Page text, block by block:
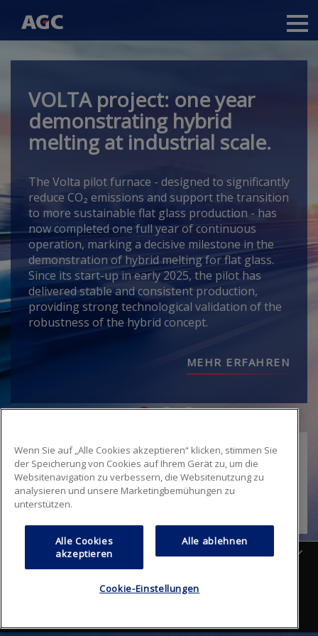
Direkt
VOLTA project: one year
demonstrating hybrid
melting at industrial scale.
The Volta pilot furnace - designed to significantly
reduce CO₂ emissions and support the transition
to more sustainable flat glass production - has
now completed one full year of continuous
operation, marking a decisive milestone in the
demonstration of hybrid melting for flat glass.
Since its start-up in early 2025, the pilot has
delivered stable and consistent production,
providing strong technological validation of the
robustness of the hybrid concept.
MEHR ERFAHREN
Anmelden
Deutsch
Datenschutzrichtlinie
Wenn Sie auf „Alle Cookies akzeptieren“ klicken, stimmen Sie
der Speicherung von Cookies auf Ihrem Gerät zu, um die
Websitenavigation zu verbessern, die Websitenutzung zu
analysieren und unsere Marketingbemühungen zu
unterstützen.
Alle Cookies
akzeptieren
Alle ablehnen
Cookie-Einstellungen